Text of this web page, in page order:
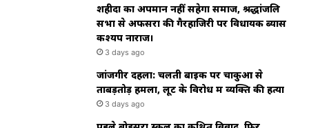
शहीदों का अपमान नहीं सहेगा समाज, श्रद्धांजलि
सभा से अफसरों की गैरहाजिरी पर विधायक ब्यास
कश्यप नाराज।
3 days ago
जांजगीर दहला: चलती बाइक पर चाकुओं से
ताबड़तोड़ हमला, लूट के विरोध में व्यक्ति की हत्या
3 days ago